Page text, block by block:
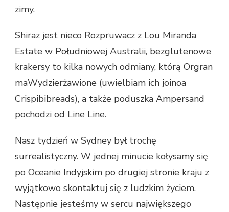
zimy.
Shiraz jest nieco Rozpruwacz z Lou Miranda
Estate w Południowej Australii, bezglutenowe
krakersy to kilka nowych odmiany, którą Orgran
maWydzierżawione (uwielbiam ich joinoa
Crispibibreads), a także poduszka Ampersand
pochodzi od Line Line.
Nasz tydzień w Sydney był trochę
surrealistyczny. W jednej minucie kołysamy się
po Oceanie Indyjskim po drugiej stronie kraju z
wyjątkowo skontaktuj się z ludzkim życiem.
Następnie jesteśmy w sercu największego